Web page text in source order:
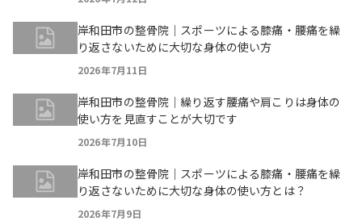
岸和田市の整骨院｜スポーツによる膝痛・腰痛を繰
り返さないために大切な身体の使い方
2026年7月11日
岸和田市の整骨院｜繰り返す腰痛や肩こりは身体の
使い方を見直すことが大切です
2026年7月10日
岸和田市の整骨院｜スポーツによる膝痛・腰痛を繰
り返さないために大切な身体の使い方とは？
2026年7月9日